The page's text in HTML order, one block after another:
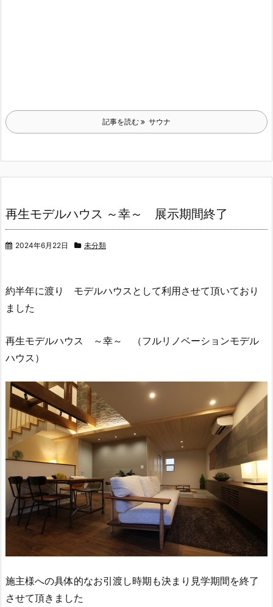
記事を読む サウナ
再生モデルハウス ～幸～ 展示期間終了
2024年6月22日 未分類
約半年に渡り モデルハウスとして利用させて頂いており
ました
再生モデルハウス ～幸～ （フルリノベーションモデル
ハウス）
施主様への具体的なお引渡し時期も決まり見学期間を終了
させて頂きました